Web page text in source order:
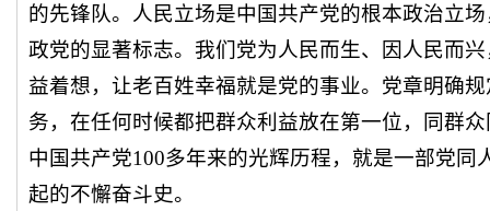
的先锋队。人民立场是中国共产党的根本政治立
政党的显著标志。我们党为人民而生、因人民而
益着想，让老百姓幸福就是党的事业。党章明确
务，在任何时候都把群众利益放在第一位，同群
中国共产党100多年来的光辉历程，就是一部党同
起的不懈奋斗史。